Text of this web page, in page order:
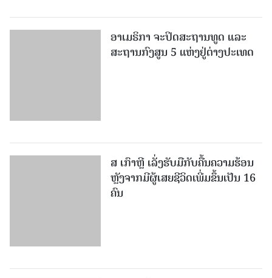
ອາເມຣິກາ ຈະປິດສະຖານທູດ ແ​ລະ
ສະຖານກົງສູນ 5 ແຫ່ງ​ຢູ່​ຕ່າງ​ປະ​ເທດ
ສ ເກົາຫຼີ ເລັ່ງຮັບມືກັບຄື້ນຄວາມຮ້ອນ
ຫຼັງຈາກມີຜູ້ເສຍຊີວິດເພີ່ມຂຶ້ນເປັນ 16
ຄົນ